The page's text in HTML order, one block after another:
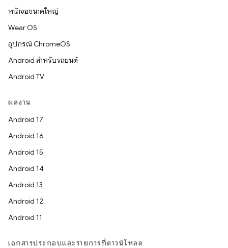
หน้าจอขนาดใหญ่
Wear OS
อุปกรณ์ ChromeOS
Android สำหรับรถยนต์
Android TV
ผลงาน
Android 17
Android 16
Android 15
Android 14
Android 13
Android 12
Android 11
เอกสารประกอบและรายการที่ดาวน์โหลด